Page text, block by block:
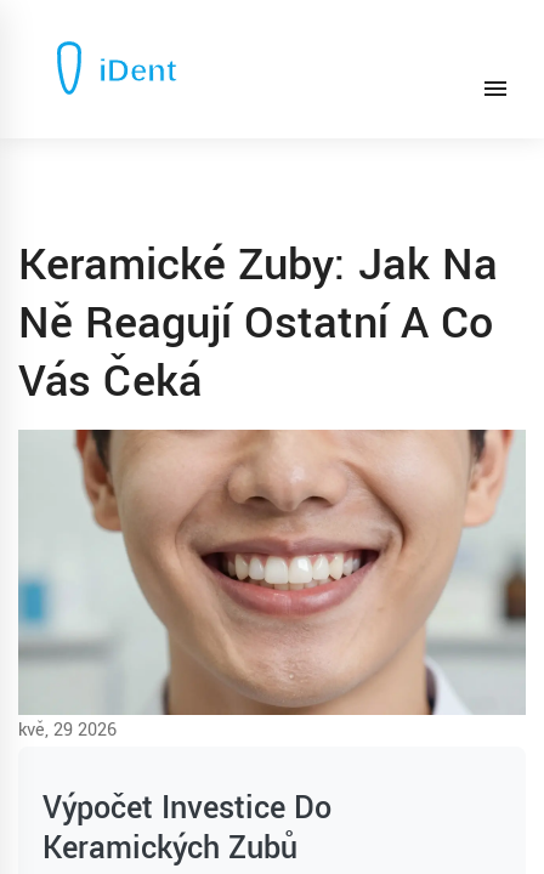
Keramické Zuby: Jak Na
Ně Reagují Ostatní A Co
Vás Čeká
kvě, 29 2026
Výpočet Investice Do
Keramických Zubů